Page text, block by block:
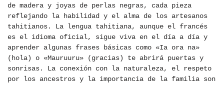
de madera y joyas de perlas negras, cada pieza
reflejando la habilidad y el alma de los artesanos
tahitianos. La lengua tahitiana, aunque el francés
es el idioma oficial, sigue viva en el día a día y
aprender algunas frases básicas como «Ia ora na»
(hola) o «Mauruuru» (gracias) te abrirá puertas y
sonrisas. La conexión con la naturaleza, el respeto
por los ancestros y la importancia de la familia son